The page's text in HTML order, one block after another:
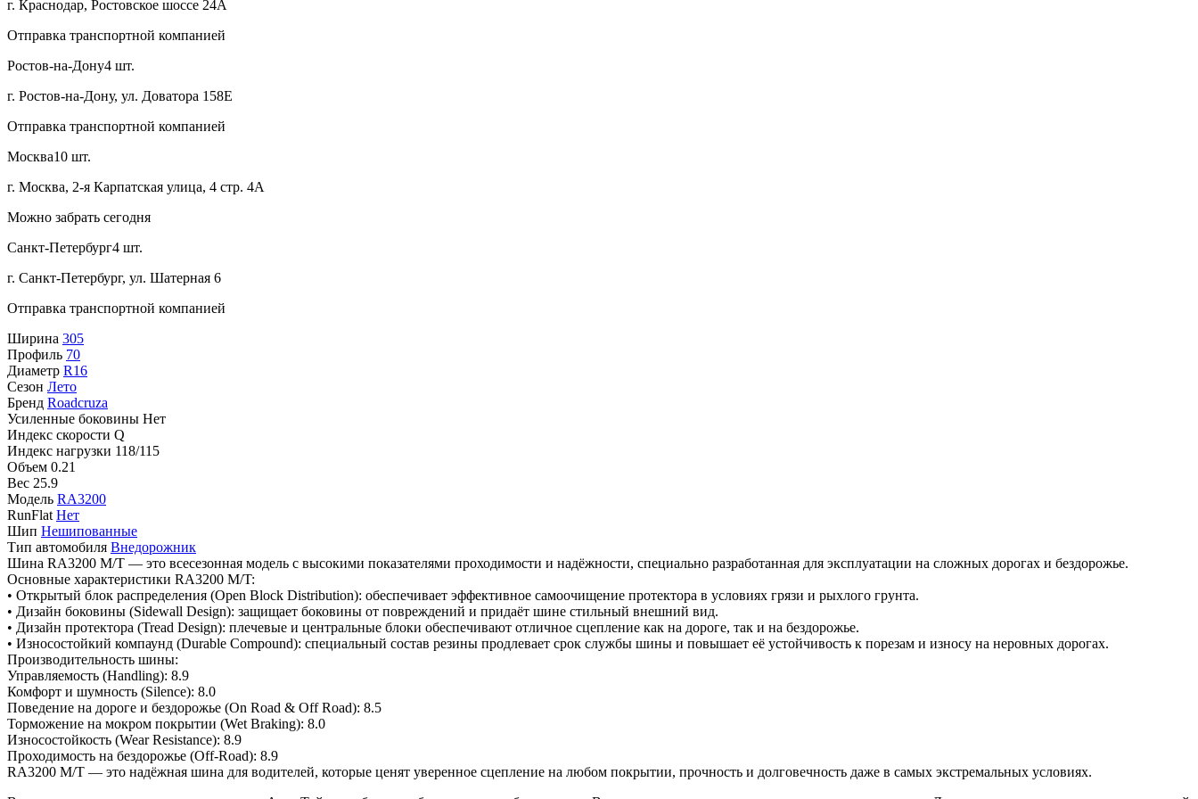
г. Краснодар, Ростовское шоссе 24А
Отправка транспортной компанией
Ростов-на-Дону4 шт.
г. Ростов-на-Дону, ул. Доватора 158Е
Отправка транспортной компанией
Москва10 шт.
г. Москва, 2-я Карпатская улица, 4 стр. 4А
Можно забрать сегодня
Санкт-Петербург4 шт.
г. Санкт-Петербург, ул. Шатерная 6
Отправка транспортной компанией
Ширина 305
Профиль 70
Диаметр R16
Сезон Лето
Бренд Roadcruza
Усиленные боковины Нет
Индекс скорости Q
Индекс нагрузки 118/115
Объем 0.21
Вес 25.9
Модель RA3200
RunFlat Нет
Шип Нешипованные
Тип автомобиля Внедорожник
Шина RA3200 M/T — это всесезонная модель с высокими показателями проходимости и надёжности, специально разработанная для эксплуатации на сложных дорогах и бездорожье.
Основные характеристики RA3200 M/T:
• Открытый блок распределения (Open Block Distribution): обеспечивает эффективное самоочищение протектора в условиях грязи и рыхлого грунта.
• Дизайн боковины (Sidewall Design): защищает боковины от повреждений и придаёт шине стильный внешний вид.
• Дизайн протектора (Tread Design): плечевые и центральные блоки обеспечивают отличное сцепление как на дороге, так и на бездорожье.
• Износостойкий компаунд (Durable Compound): специальный состав резины продлевает срок службы шины и повышает её устойчивость к порезам и износу на неровных дорогах.
Производительность шины:
Управляемость (Handling): 8.9
Комфорт и шумность (Silence): 8.0
Поведение на дороге и бездорожье (On Road & Off Road): 8.5
Торможение на мокром покрытии (Wet Braking): 8.0
Износостойкость (Wear Resistance): 8.9
Проходимость на бездорожье (Off-Road): 8.9
RA3200 M/T — это надёжная шина для водителей, которые ценят уверенное сцепление на любом покрытии, прочность и долговечность даже в самых экстремальных условиях.